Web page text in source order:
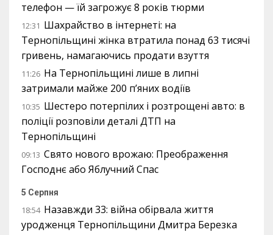
телефон — їй загрожує 8 років тюрми
12:31 Шахрайство в інтернеті: на
Тернопільщині жінка втратила понад 63 тисячі
гривень, намагаючись продати взуття
11:26 На Тернопільщині лише в липні
затримали майже 200 п’яних водіїв
10:35 Шестеро потерпілих і розтрощені авто: в
поліції розповіли деталі ДТП на
Тернопільщині
09:13 Свято нового врожаю: Преображення
Господнє або Яблучний Спас
5 Серпня
18:54 Назавжди 33: війна обірвала життя
уродженця Тернопільщини Дмитра Березка